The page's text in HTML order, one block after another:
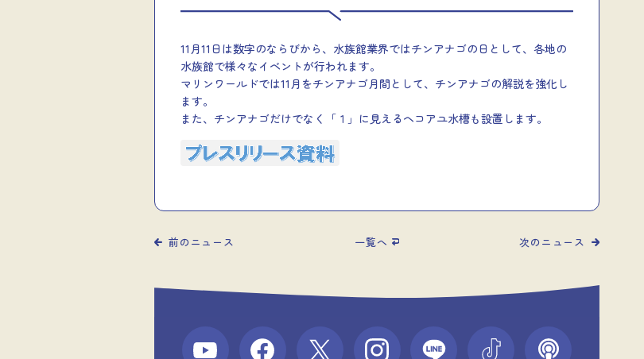
11月11日は数字のならびから、水族館業界ではチンアナゴの日として、各地の
水族館で様々なイベントが行われます。
マリンワールドでは11月をチンアナゴ月間として、チンアナゴの解説を強化し
ます。
また、チンアナゴだけでなく「１」に見えるヘコアユ水槽も設置します。
前のニュース 一覧へ 次のニュース